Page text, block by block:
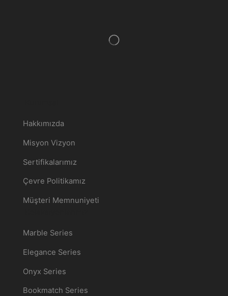
Hakkımızda
Misyon Vizyon
Sertifikalarımız
Çevre Politikamız
Müşteri Memnuniyeti
Marble Series
Elegance Series
Onyx Series
Bookmatch Series